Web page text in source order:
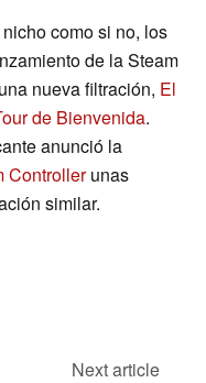
como si no, los
de la Steam
nueva filtración, El
de Bienvenida.
anunció la
Controllerunas
similar.
Next article